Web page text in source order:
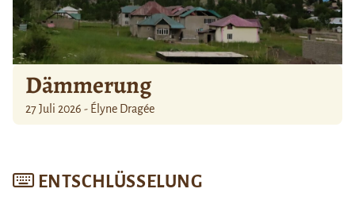
Dämmerung
27 Juli 2026 - Élyne Dragée
ENTSCHLÜSSELUNG